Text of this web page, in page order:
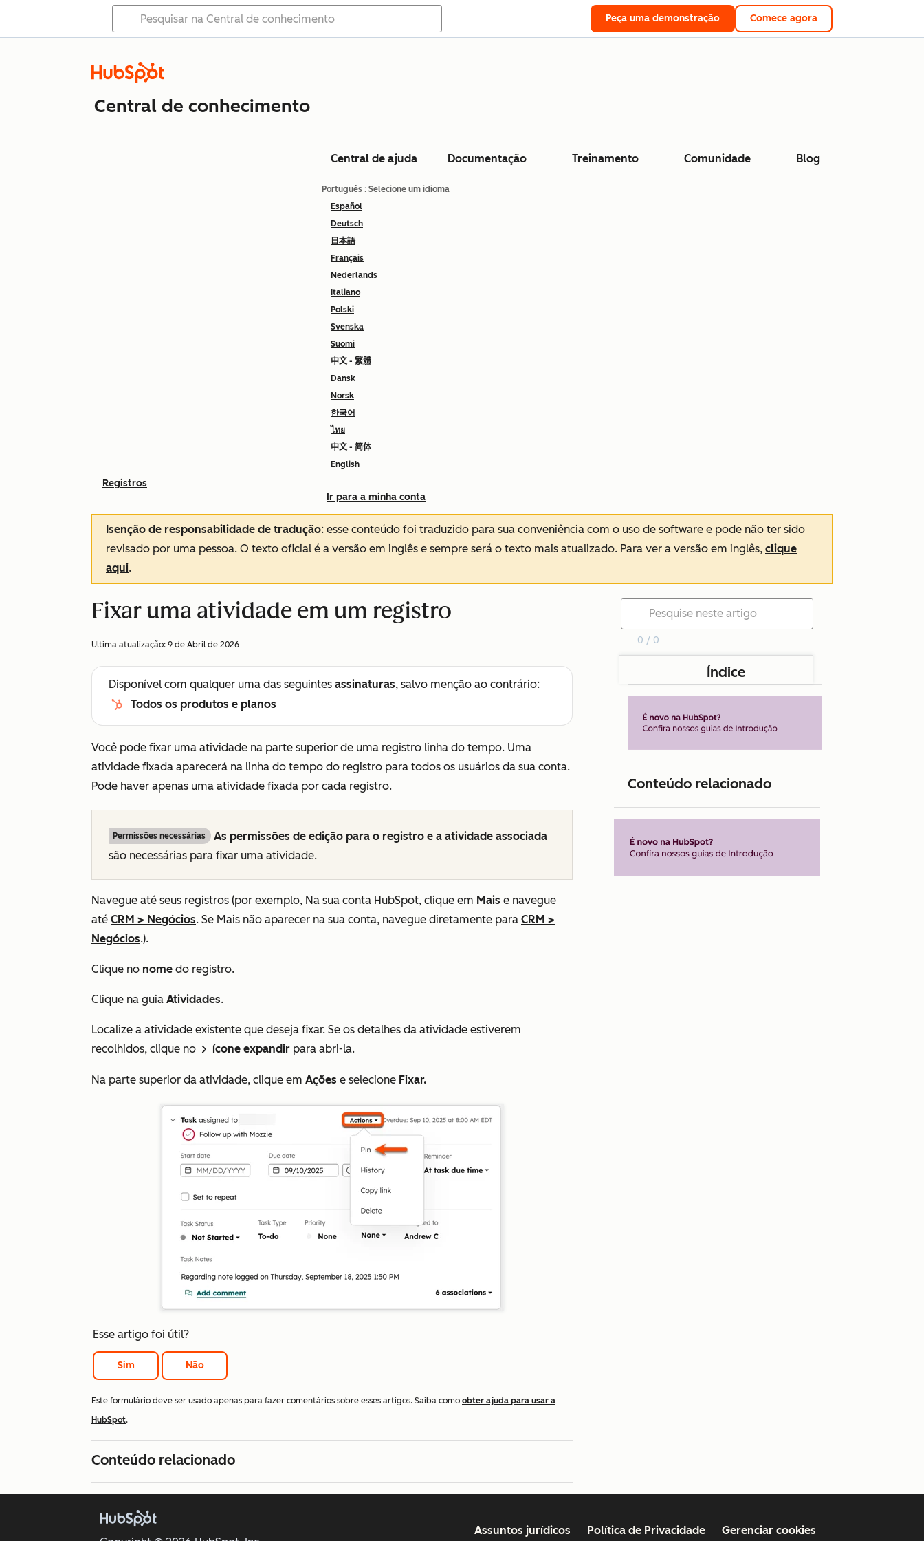
Peça uma demonstração Comece agora
Central de conhecimento
Central de ajuda Documentação Treinamento Comunidade Blog
Português : Selecione um idioma
Español
Deutsch
日本語
Français
Nederlands
Italiano
Polski
Svenska
Suomi
中文 - 繁體
Dansk
Norsk
한국어
ไทย
中文 - 简体
English
Ir para a minha conta
Registros
Isenção de responsabilidade de tradução: esse conteúdo foi traduzido para sua conveniência com o uso de software e pode não ter sido
revisado por uma pessoa. O texto oficial é a versão em inglês e sempre será o texto mais atualizado. Para ver a versão em inglês, clique
aqui.
Fixar uma atividade em um registro
Ultima atualização: 9 de Abril de 2026
Disponível com qualquer uma das seguintes assinaturas, salvo menção ao contrário:
Todos os produtos e planos
Você pode fixar uma atividade na parte superior de uma registro linha do tempo. Uma
atividade fixada aparecerá na linha do tempo do registro para todos os usuários da sua conta.
Pode haver apenas uma atividade fixada por cada registro.
Permissões necessárias
As permissões de edição para o registro e a atividade associada
são necessárias para fixar uma atividade.
Navegue até seus registros (por exemplo, Na sua conta HubSpot, clique em Mais e navegue
até CRM > Negócios. Se Mais não aparecer na sua conta, navegue diretamente para CRM >
Negócios.).
Clique no nome do registro.
Clique na guia Atividades.
Localize a atividade existente que deseja fixar. Se os detalhes da atividade estiverem
recolhidos, clique no right ícone expandir para abri-la.
Na parte superior da atividade, clique em Ações e selecione Fixar.
Esse artigo foi útil?
Sim Não
Este formulário deve ser usado apenas para fazer comentários sobre esses artigos. Saiba como obter ajuda para usar a
HubSpot.
Conteúdo relacionado
0 / 0
Índice
Conteúdo relacionado
Assuntos jurídicos Política de Privacidade Gerenciar cookies